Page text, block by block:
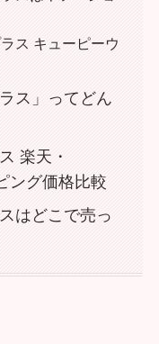
ス キューピーウ
ス」ってどん
楽天・
ング価格比較
はどこで売っ